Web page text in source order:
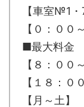
【車室№1
【０：００
■最大料金
【８：００
【１８：０
【月～土】